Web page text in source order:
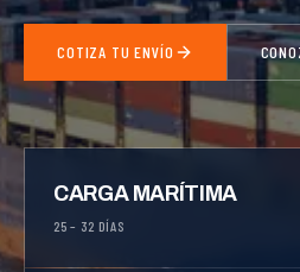
COTIZA TU ENVÍO
CARGA MARÍTIMA
25 – 32 DÍAS